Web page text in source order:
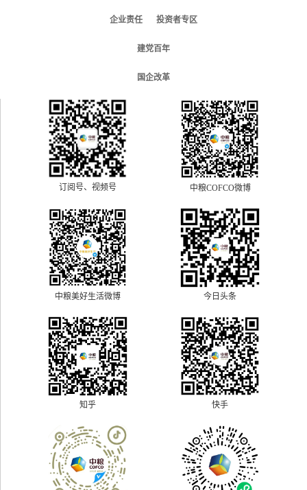
企业责任 投资者专区
建党百年
国企改革
订阅号、视频号 中粮COFCO微博
中粮美好生活微博 今日头条
知乎 快手